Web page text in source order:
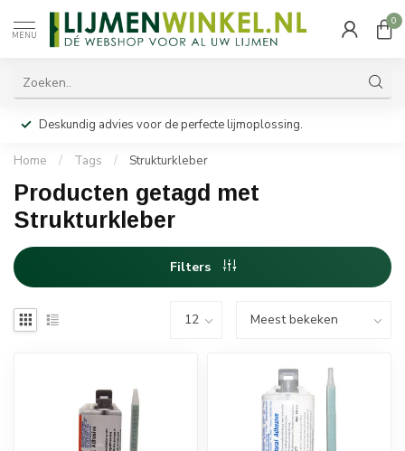
MENU
0
Deskundig advies voor de perfecte lijmoplossing.
Home / Tags / Strukturkleber
Producten getagd met
Strukturkleber
Filters